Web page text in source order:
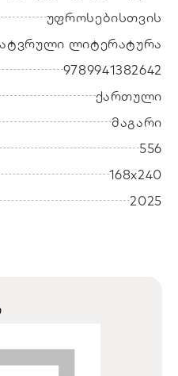
უფროსებისთვის
ლიტერატურა
9789941382642
ქართული
მაგარი
556
168x240
2025